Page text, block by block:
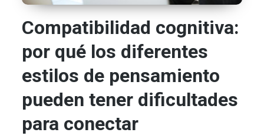
Compatibilidad cognitiva:
por qué los diferentes
estilos de pensamiento
pueden tener dificultades
para conectar